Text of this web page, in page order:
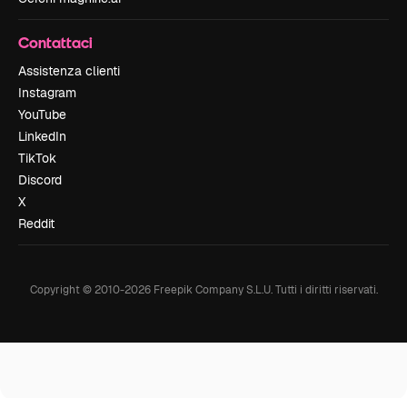
Contattaci
Assistenza clienti
Instagram
YouTube
LinkedIn
TikTok
Discord
X
Reddit
Copyright © 2010-2026Freepik Company S.L.U. Tutti i diritti riservati.